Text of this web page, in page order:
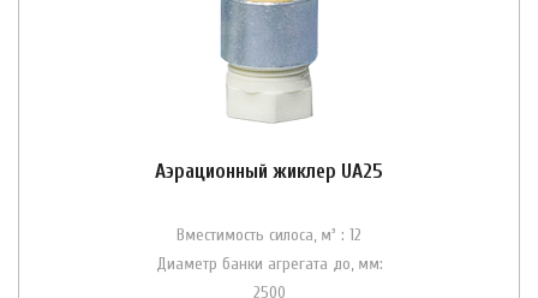
Аэрационный жиклер UA25
Вместимость силоса, м³ : 12
Диаметр банки агрегата до, мм:
2500